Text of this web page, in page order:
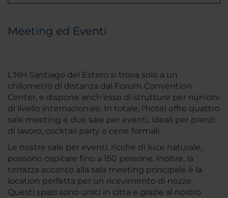
Meeting ed Eventi
L'NH Santiago del Estero si trova solo a un
chilometro di distanza dal Forum Convention
Center, e dispone anch’esso di strutture per riunioni
di livello internazionale. In totale, l'hotel offre quattro
sale meeting e due sale per eventi, ideali per pranzi
di lavoro, cocktail party e cene formali.
Le nostre sale per eventi, ricche di luce naturale,
possono ospitare fino a 150 persone. Inoltre, la
terrazza accanto alla sala meeting principale è la
location perfetta per un ricevimento di nozze.
Questi spazi sono unici in città e grazie al nostro